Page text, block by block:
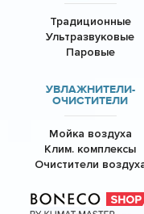
Традиционные
Ультразвуковые
Паровые
УВЛАЖНИТЕЛИ-
ОЧИСТИТЕЛИ
Мойка воздуха
Клим. комплексы
Очистители